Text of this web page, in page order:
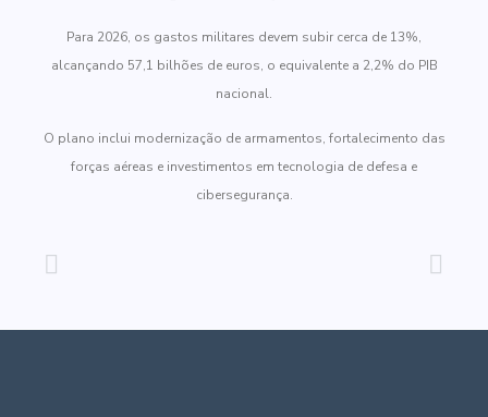
Para 2026, os gastos militares devem subir cerca de 13%,
alcançando 57,1 bilhões de euros, o equivalente a 2,2% do PIB
nacional.
O plano inclui modernização de armamentos, fortalecimento das
forças aéreas e investimentos em tecnologia de defesa e
cibersegurança.